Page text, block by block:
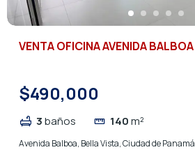
VENTA OFICINA AVENIDA BALBOA
$490,000
3baños 140m²
Avenida Balboa, Bella Vista, Ciudad de Panamá